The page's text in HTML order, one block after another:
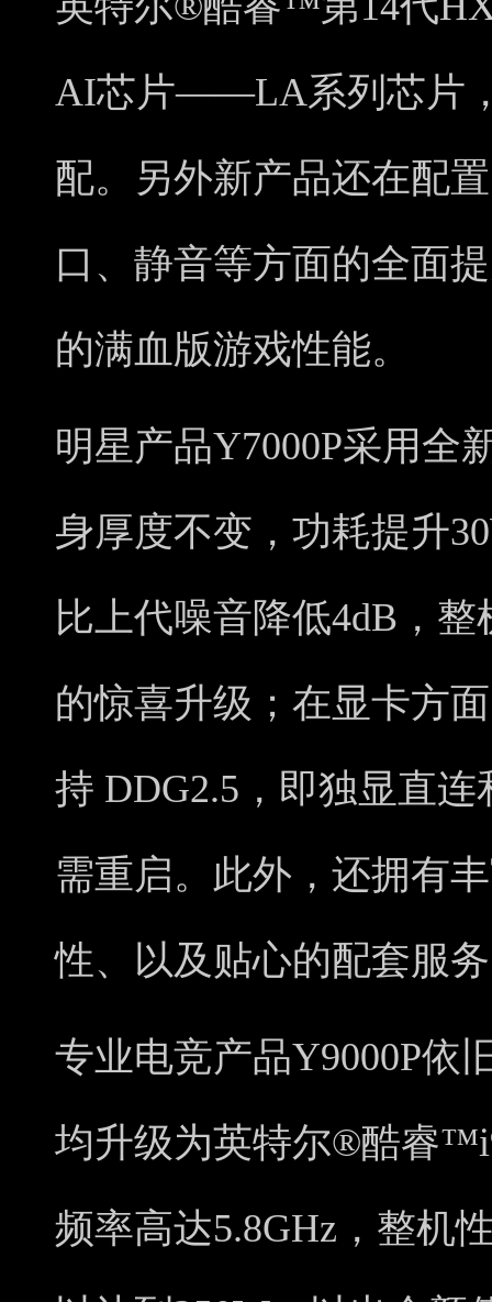
AI芯片——LA系列芯片
配。另外新产品还在配
口、静音等方面的全面
的满血版游戏性能。
明星产品Y7000P采用全
身厚度不变，功耗提升
比上代噪音降低4dB，
的惊喜升级；在显卡方
持 DDG2.5，即独显直
需重启。此外，还拥有
性、以及贴心的配套服
专业电竞产品Y9000P依
均升级为英特尔®酷睿
频率高达5.8GHz，整机